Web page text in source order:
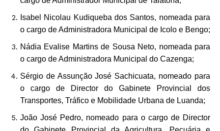
Isabel Nicolau Kudiqueba dos Santos, nomeada para
o cargo de Administradora Municipal de Icolo e Bengo;
Nádia Evalise Martins de Sousa Neto, nomeada para
o cargo de Administradora Municipal do Cazenga;
Sérgio de Assunção José Sachicuata, nomeado para
o cargo de Director do Gabinete Provincial dos
Transportes, Tráfico e Mobilidade Urbana de Luanda;
João José Pedro, nomeado para o cargo de Director